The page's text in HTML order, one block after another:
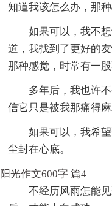
知道我该怎么办，那
如果可以，我不
道，我找到了更好的
那种感觉，时常有一
多年后，我也许
信它只是被我那痛得
如果可以，我希
尘封在心底。
阳光作文600字 篇4
不经历风雨怎能